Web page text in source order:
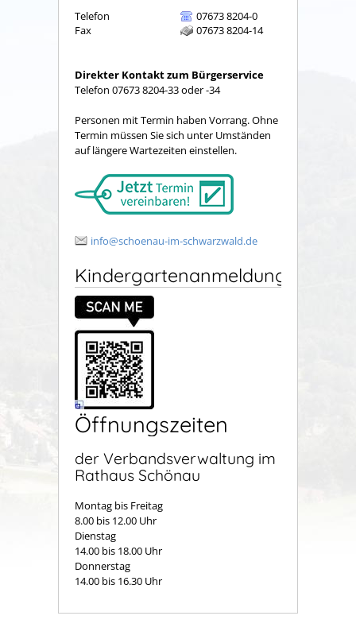
Telefon
07673 8204-0
Fax
07673 8204-14
Direkter Kontakt zum Bürgerservice
Telefon 07673 8204-33 oder -34
Personen mit Termin haben Vorrang. Ohne
Termin müssen Sie sich unter Umständen
auf längere Wartezeiten einstellen.
info@schoenau-im-schwarzwald.de
Kindergartenanmeldung
Öffnungszeiten
der Verbandsverwaltung im
Rathaus Schönau
Montag bis Freitag
8.00 bis 12.00 Uhr
Dienstag
14.00 bis 18.00 Uhr
Donnerstag
14.00 bis 16.30 Uhr